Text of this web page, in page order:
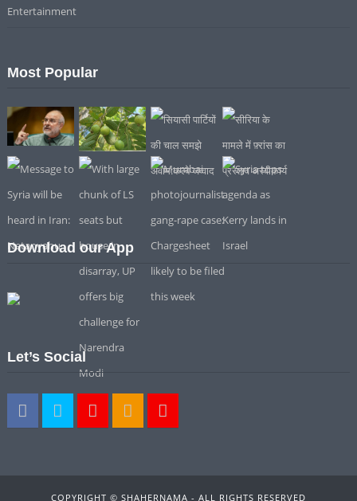
Entertainment
Most Popular
Download our App
Let’s Social
COPYRIGHT © SHAHERNAMA - ALL RIGHTS RESERVED